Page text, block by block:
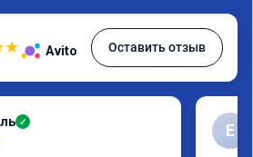
★ Avito Оставить отзыв
✓ Е